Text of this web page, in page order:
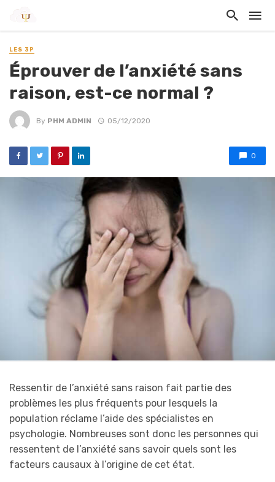
LES 3P
Éprouver de l’anxiété sans
raison, est-ce normal ?
By PHM ADMIN 05/12/2020
0
Ressentir de l’anxiété sans raison fait partie des
problèmes les plus fréquents pour lesquels la
population réclame l’aide des spécialistes en
psychologie. Nombreuses sont donc les personnes qui
ressentent de l’anxiété sans savoir quels sont les
facteurs causaux à l’origine de cet état.